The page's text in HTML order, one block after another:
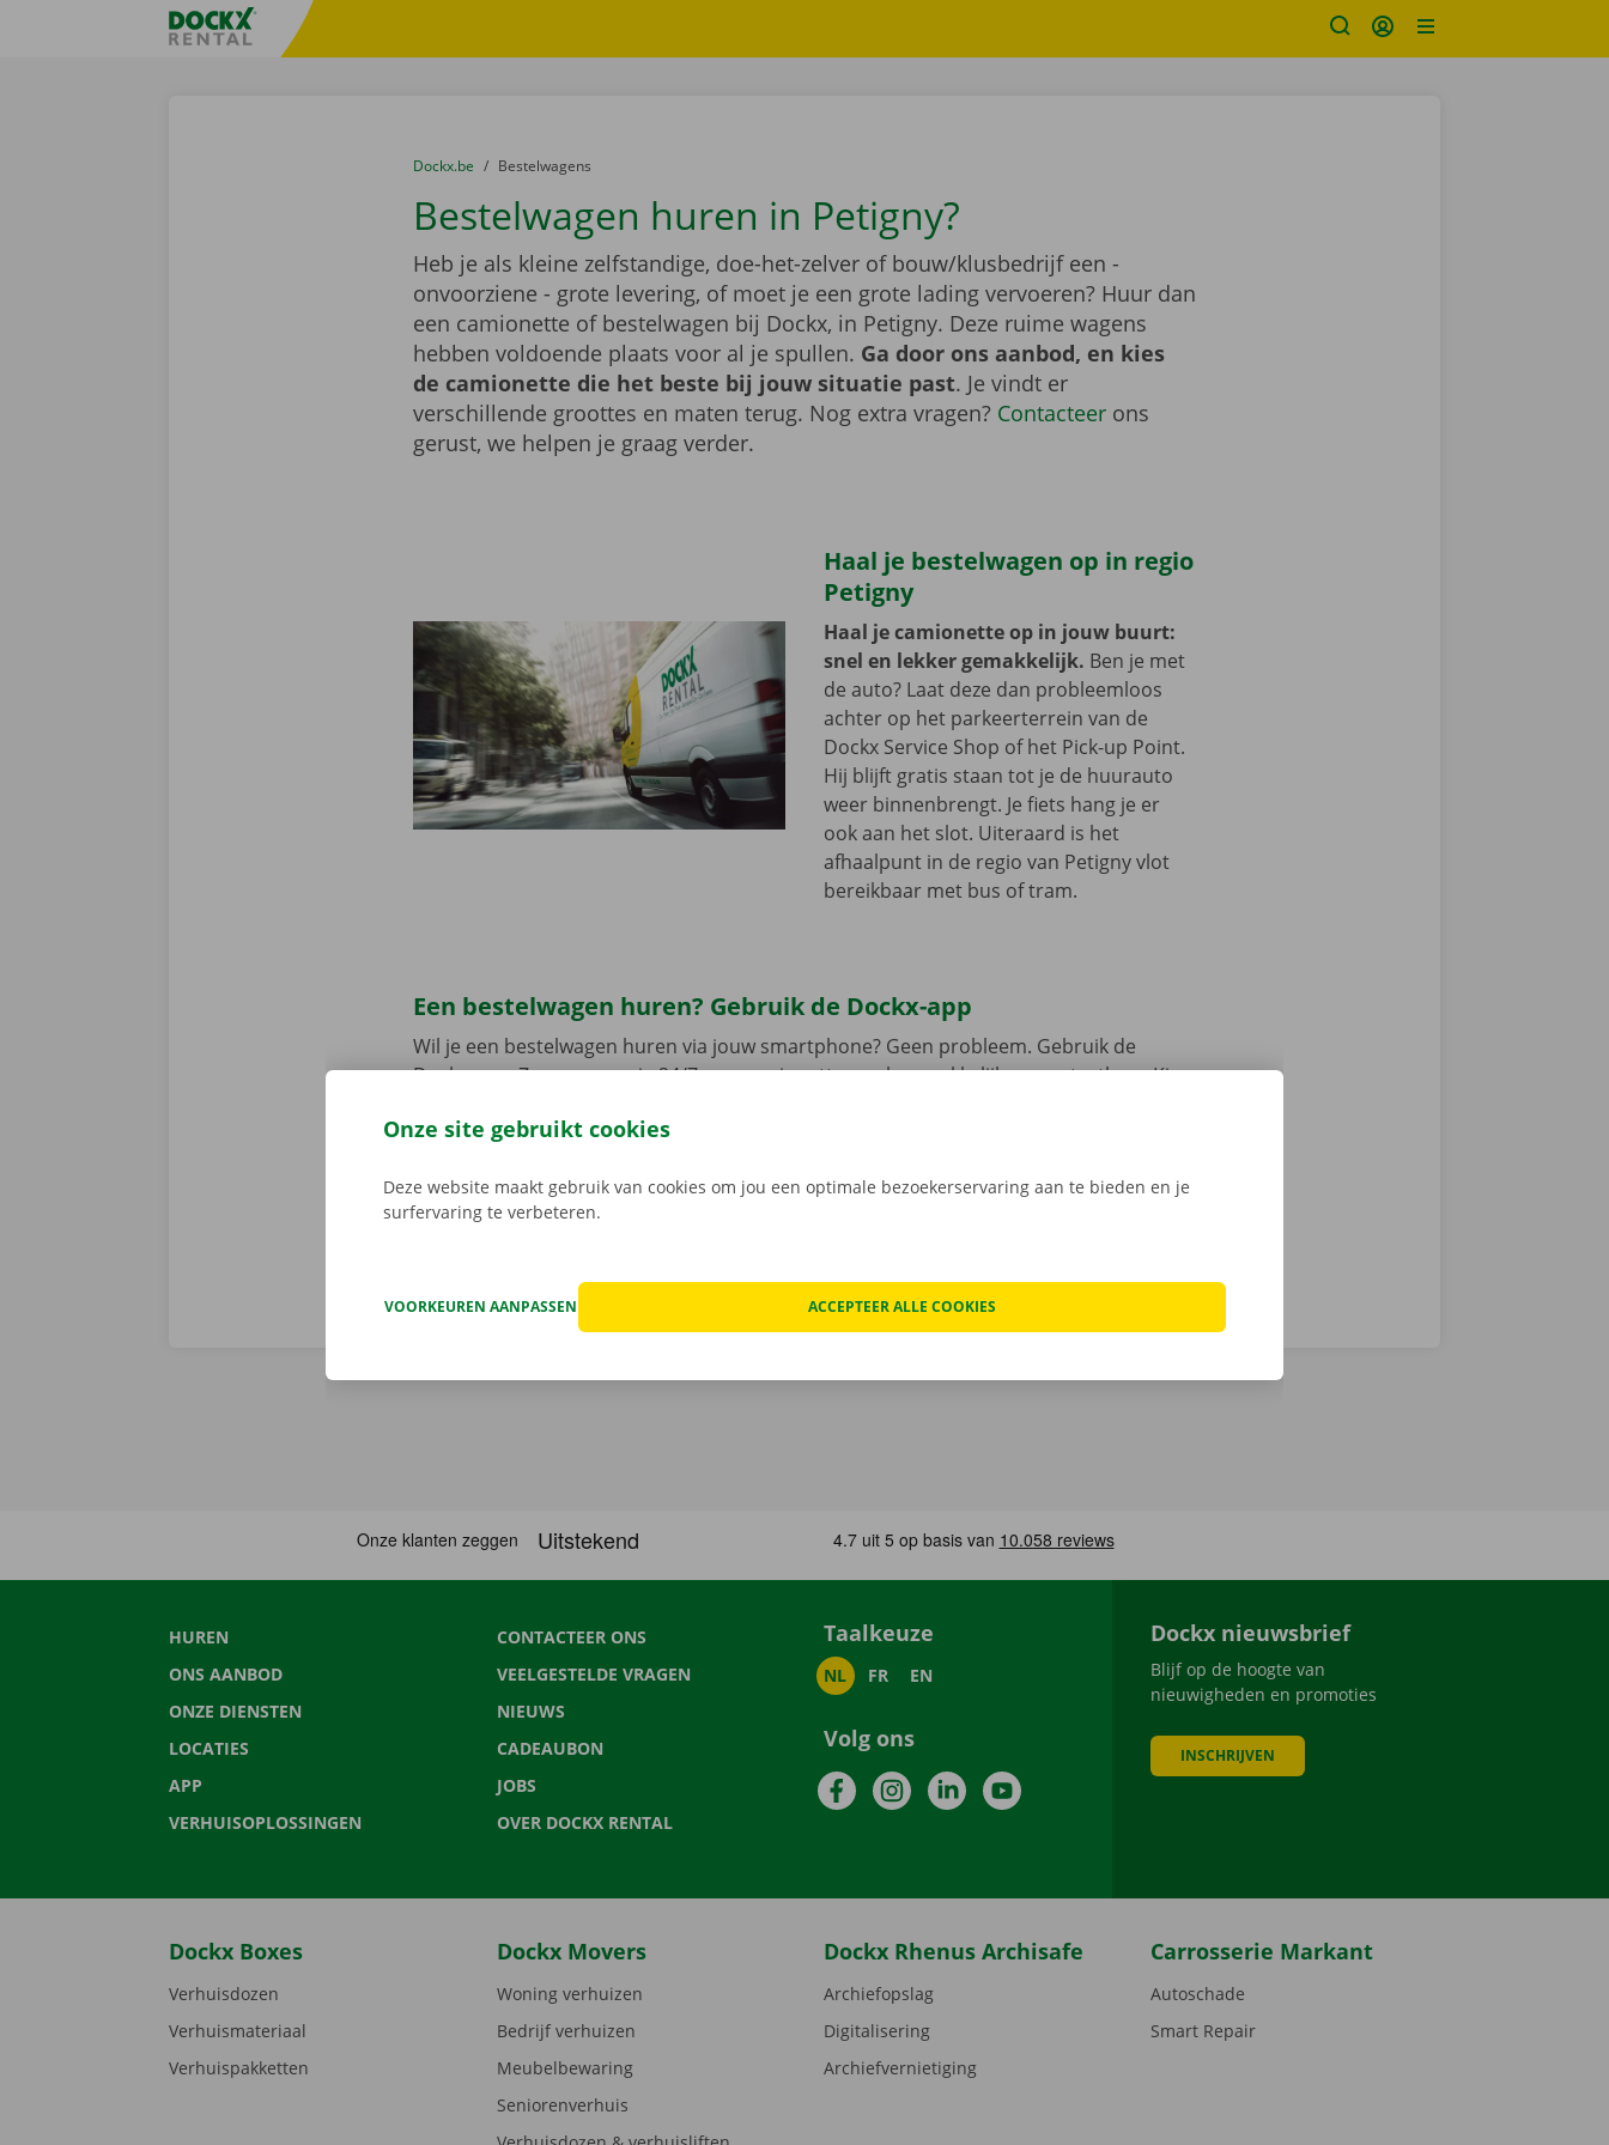
Taalselectie overslaanFratello DEMO
U bevindt zich hier:
van
Dockx.be naar
Bestelwagens
Bestelwagen huren in Petigny?
Heb je als kleine zelfstandige, doe-het-zelver of bouw/klusbedrijf een -
onvoorziene - grote levering, of moet je een grote lading vervoeren? Huur dan
een camionette of bestelwagen bij Dockx, in Petigny. Deze ruime wagens
hebben voldoende plaats voor al je spullen. Ga door ons aanbod, en kies
de camionette die het beste bij jouw situatie past. Je vindt er
verschillende groottes en maten terug. Nog extra vragen? Contacteerons
gerust, we helpen je graag verder.
Haal je bestelwagen op in regio
Petigny
Haal je camionette op in jouw buurt:
snel en lekker gemakkelijk. Ben je met
de auto? Laat deze dan probleemloos
achter op het parkeerterrein van de
Dockx Service Shop of het Pick-up Point.
Hij blijft gratis staan tot je de huurauto
weer binnenbrengt. Je fiets hang je er
ook aan het slot. Uiteraard is het
afhaalpunt in de regio van Petigny vlot
bereikbaar met bus of tram.
Een bestelwagen huren? Gebruik de Dockx-app
Wil je een bestelwagen huren via jouw smartphone? Geen probleem. Gebruik de
Dockx-app. Zo reserveer je 24/7 een camionette: snel, gemakkelijk en contactloos. Kies
Service Shop. Bij het ophalen open je de camionette eenvoudig met jouw digitale
HUREN
ONS AANBOD
ONZE DIENSTEN
LOCATIES
APP
VERHUISOPLOSSINGEN
CONTACTEER ONS
VEELGESTELDE VRAGEN
NIEUWS
CADEAUBON
JOBS
OVER DOCKX RENTAL
Taalkeuze
NL FR EN
Volg ons
FacebookInstagramLinkedInYouTube
Dockx nieuwsbrief
Blijf op de hoogte van
nieuwigheden en promoties
INSCHRIJVEN
Dockx Boxes
Verhuisdozen
Verhuismateriaal
Verhuispakketten
Dockx Movers
Woning verhuizen
Bedrijf verhuizen
Meubelbewaring
Seniorenverhuis
Dockx Rhenus Archisafe
Archiefopslag
Digitalisering
Archiefvernietiging
Carrosserie Markant
Autoschade
Smart Repair
Onze site gebruikt cookies
Deze website maakt gebruik van cookies om jou een optimale bezoekerservaring aan te bieden en je
surfervaring te verbeteren.
VOORKEUREN AANPASSEN ACCEPTEER ALLE COOKIES